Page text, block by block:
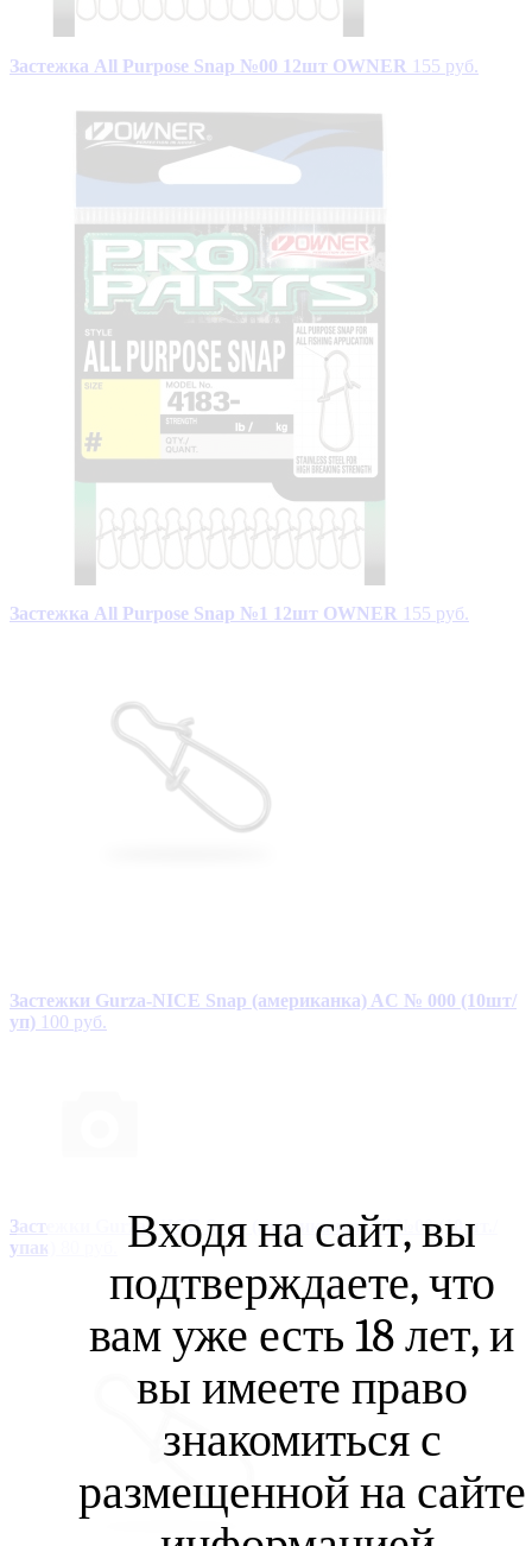
Застежка All Purpose Snap №00 12шт OWNER 155 руб.
Застежка All Purpose Snap №1 12шт OWNER 155 руб.
Застежки Gurza-NICE Snap (американка) AC № 000 (10шт/
уп) 100 руб.
Застежки Gurza-NICE Snap (американка) Ni №00 (10шт./
упак)
Входя на сайт, вы
подтверждаете, что
вам уже есть 18 лет, и
вы имеете право
знакомиться с
размещенной на сайте